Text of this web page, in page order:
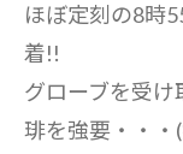
ほぼ定刻の8時
着!!
グローブを受
琲を強要・・・